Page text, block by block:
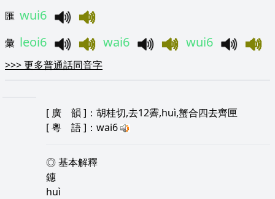
匯 wui6
彙 leoi6 wai6 wui6
>>>更多普通話同音字
[ 廣 韻 ]：胡桂切,去12霽,huì,蟹合四去齊匣
[粵 語]：wai6
◎ 基本解釋
鏸
huì